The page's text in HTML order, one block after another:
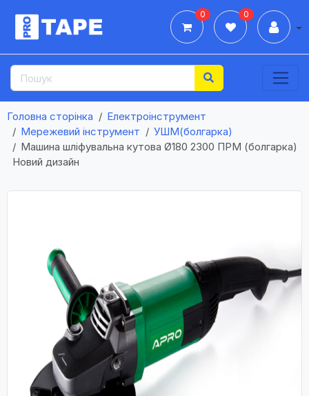
0 0
Головна сторінка
Електроінструмент
Мережевий інструмент
УШМ(болгарка)
Машина шліфувальна кутова Ø180 2300 ПРМ (болгарка)
Новий дизайн